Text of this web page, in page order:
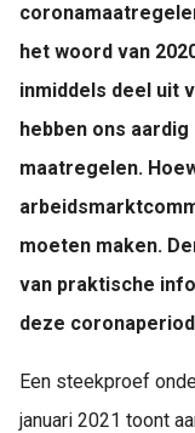
het woord van
inmiddels deel uit
hebben ons aardig
maatregelen.
moeten maken.
van praktische
deze
Een steekproef
januari 2021 toont